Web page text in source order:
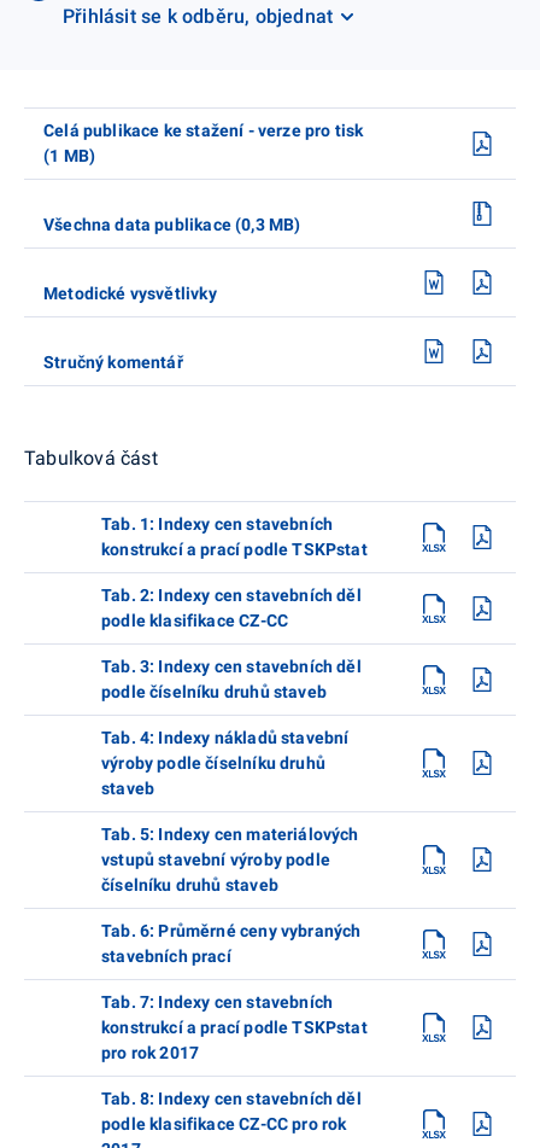
Přihlásit se k odběru, objednat
Celá publikace ke stažení - verze pro tisk
(1 MB)
Všechna data publikace (0,3 MB)
Metodické vysvětlivky
Stručný komentář
Tabulková část
Tab. 1: Indexy cen stavebních
konstrukcí a prací podle TSKPstat
Tab. 2: Indexy cen stavebních děl
podle klasifikace CZ-CC
Tab. 3: Indexy cen stavebních děl
podle číselníku druhů staveb
Tab. 4: Indexy nákladů stavební
výroby podle číselníku druhů
staveb
Tab. 5: Indexy cen materiálových
vstupů stavební výroby podle
číselníku druhů staveb
Tab. 6: Průměrné ceny vybraných
stavebních prací
Tab. 7: Indexy cen stavebních
konstrukcí a prací podle TSKPstat
pro rok 2017
Tab. 8: Indexy cen stavebních děl
podle klasifikace CZ-CC pro rok